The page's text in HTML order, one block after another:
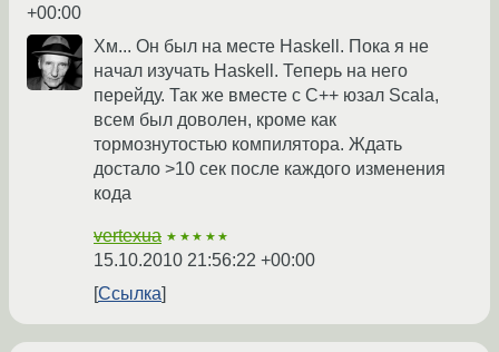
+00:00
Хм... Он был на месте Haskell. Пока я не
начал изучать Haskell. Теперь на него
перейду. Так же вместе с С++ юзал Scala,
всем был доволен, кроме как
тормознутостью компилятора. Ждать
достало >10 сек после каждого изменения
кода
vertexua ★★★★★
15.10.2010 21:56:22 +00:00
Ссылка